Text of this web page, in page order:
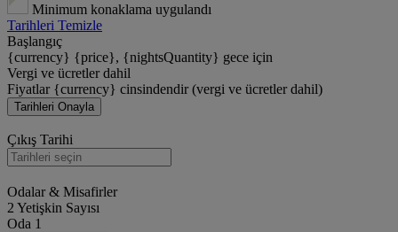
Minimum konaklama uygulandı
Tarihleri Temizle
Başlangıç
{currency} {price}, {nightsQuantity} gece için
Vergi ve ücretler dahil
Fiyatlar {currency} cinsindendir (vergi ve ücretler dahil)
Tarihleri Onayla
Çıkış Tarihi
Odalar & Misafirler
2 Yetişkin Sayısı
Oda 1